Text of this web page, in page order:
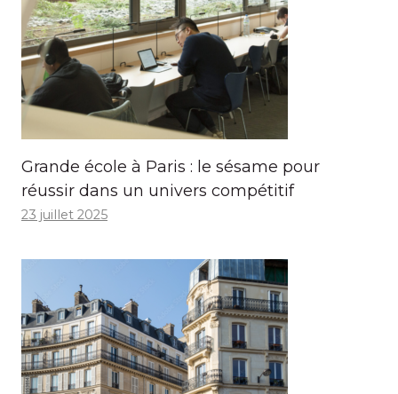
Grande école à Paris : le sésame pour
réussir dans un univers compétitif
23 juillet 2025